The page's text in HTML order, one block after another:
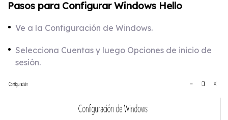
Pasos para Configurar Windows Hello
Ve a la Configuración de Windows.
Selecciona Cuentas y luego Opciones de inicio de
sesión.